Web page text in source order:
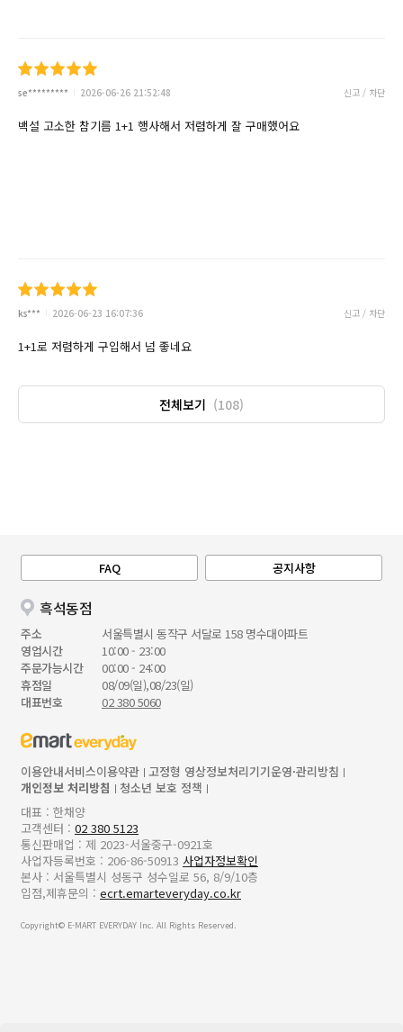
se********* 2026-06-26 21:52:48 신고 / 차단
백설 고소한 참기름 1+1 행사해서 저렴하게 잘 구매했어요
ks*** 2026-06-23 16:07:36 신고 / 차단
1+1로 저렴하게 구입해서 넘 좋네요
전체보기 (108)
FAQ 공지사항
흑석동점
주소
서울특별시 동작구 서달로 158 명수대아파트
영업시간
10:00 - 23:00
주문가능시간
00:00 - 24:00
휴점일
08/09(일),08/23(일)
대표번호
02 380 5060
이용안내서비스이용약관 고정형 영상정보처리기기운영·관리방침
개인정보 처리방침
청소년 보호 정책
대표 : 한채양
고객센터 : 02 380 5123
통신판매업 : 제 2023-서울중구-0921호
사업자등록번호 : 206-86-50913 사업자정보확인
본사 : 서울특별시 성동구 성수일로 56, 8/9/10층
입점,제휴문의 : ecrt.emarteveryday.co.kr
Copyright© E-MART EVERYDAY Inc. All Rights Reserved.